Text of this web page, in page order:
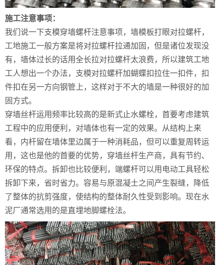
施工注意事项：
我们说一下支模穿墙螺杆注意事项，墙模板打眼对拉螺杆，
工地施工一般方案是将对拉螺杆拉通加固，但是诸位发现没
有，墙体过长的话用全长拉对拉螺杆太浪费，所以建筑工地
工人想出一个办法，支模对拉螺杆加蝴蝶扣拉住一扣件，扣
件扣在另一方向钢管上，这样对于不大的墙是一种很好的加
固方式。
穿墙丝杆运用频率比较高的是新式止水螺栓，首要考虑建筑
工程中的应用便利，对墙体也有一定的效果。从结构上来
看，内杆留在墙体里边属于一种消耗品，但可以重复周转运
用，这也是他的首要的优势，穿墙丝杆生产商，具有节约、
环保的特点。拆卸也比较便利，端螺杆可以用电动工具轻松
拆卸下来，省时省力。容易与原混凝土之间产生裂缝，降低
了整体的抗剪强度，使结构的整体耐久性受到影响。现在水
泥厂通常选用的是直埋地脚螺栓法。